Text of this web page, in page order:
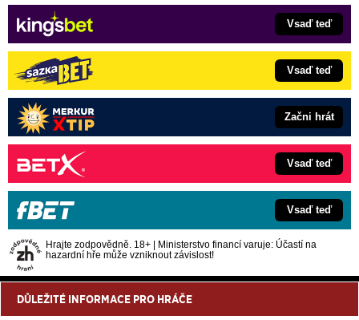
Vsaď teď
Vsaď teď
Začni hrát
Vsaď teď
Vsaď teď
Hrajte zodpovědně. 18+ | Ministerstvo financí varuje: Účastí na
hazardní hře může vzniknout závislost!
DŮLEŽITÉ INFORMACE PRO HRÁČE